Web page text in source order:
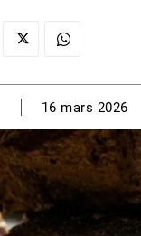
16 mars 2026